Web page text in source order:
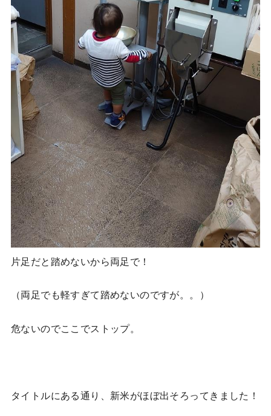
片足だと踏めないから両足で！
（両足でも軽すぎて踏めないのですが。。）
危ないのでここでストップ。
タイトルにある通り、新米がほぼ出そろってきました！